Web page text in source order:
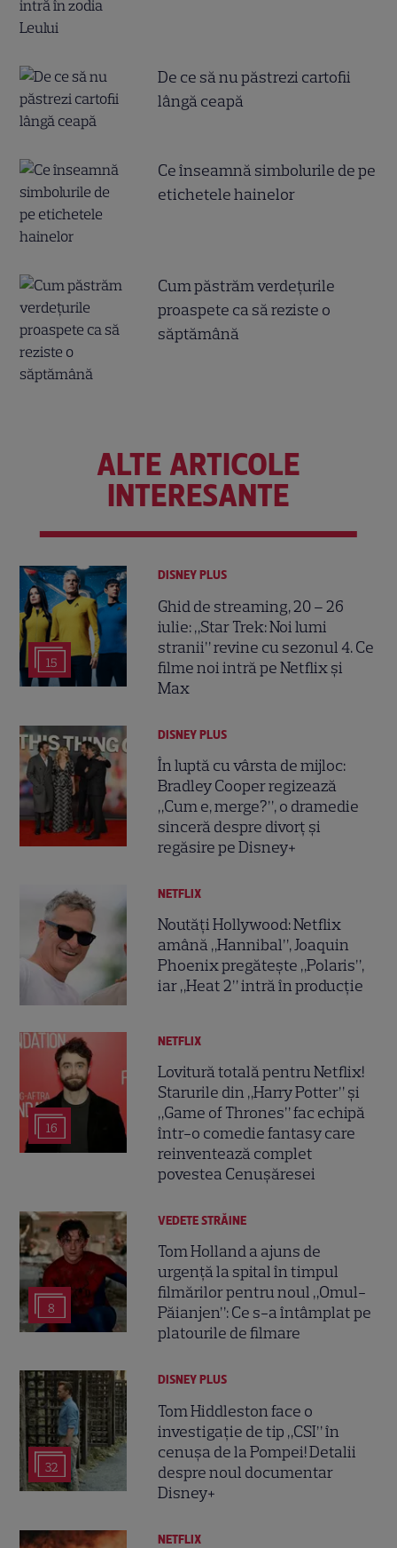
De ce să nu păstrezi cartofii
lângă ceapă
Ce înseamnă simbolurile de pe
etichetele hainelor
Cum păstrăm verdețurile
proaspete ca să reziste o
săptămână
ALTE ARTICOLE
INTERESANTE
15
DISNEY PLUS
Ghid de streaming, 20 – 26
iulie: „Star Trek: Noi lumi
stranii” revine cu sezonul 4. Ce
filme noi intră pe Netflix și
Max
DISNEY PLUS
În luptă cu vârsta de mijloc:
Bradley Cooper regizează
„Cum e, merge?”, o dramedie
sinceră despre divorț și
regăsire pe Disney+
NETFLIX
Noutăți Hollywood: Netflix
amână „Hannibal”, Joaquin
Phoenix pregătește „Polaris”,
iar „Heat 2” intră în producție
16
NETFLIX
Lovitură totală pentru Netflix!
Starurile din „Harry Potter” și
„Game of Thrones” fac echipă
într-o comedie fantasy care
reinventează complet
povestea Cenușăresei
8
VEDETE STRĂINE
Tom Holland a ajuns de
urgență la spital în timpul
filmărilor pentru noul „Omul-
Păianjen”: Ce s-a întâmplat pe
platourile de filmare
32
DISNEY PLUS
Tom Hiddleston face o
investigație de tip „CSI” în
cenușa de la Pompei! Detalii
despre noul documentar
Disney+
NETFLIX